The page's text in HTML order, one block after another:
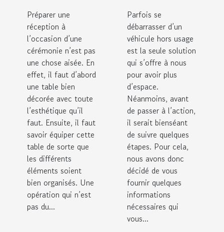
réception ?
Préparer une
réception à
l’occasion d’une
cérémonie n’est pas
une chose aisée. En
effet, il faut d’abord
une table bien
décorée avec toute
l’esthétique qu’il
faut. Ensuite, il faut
savoir équiper cette
table de sorte que
les différents
éléments soient
bien organisés. Une
opération qui n’est
pas du...
y procédé ?
Parfois se
débarrasser d’un
véhicule hors usage
est la seule solution
qui s’offre à nous
pour avoir plus
d’espace.
Néanmoins, avant
de passer à l’action,
il serait bienséant
de suivre quelques
étapes. Pour cela,
nous avons donc
décidé de vous
fournir quelques
informations
nécessaires qui
vous...